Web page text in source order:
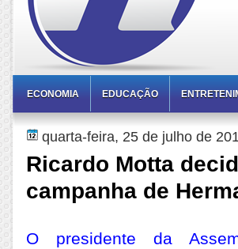
ECONOMIA EDUCAÇÃO
quarta-feira, 25 de julho de
Ricardo Motta
campanha de
O presidente da